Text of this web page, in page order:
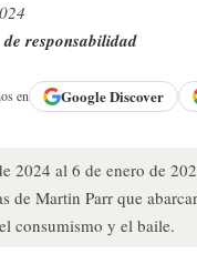
responsabilidad
en GoogleDiscover
2024 al 6 de enero de
de Martin Parr que
consumismo y el baile.